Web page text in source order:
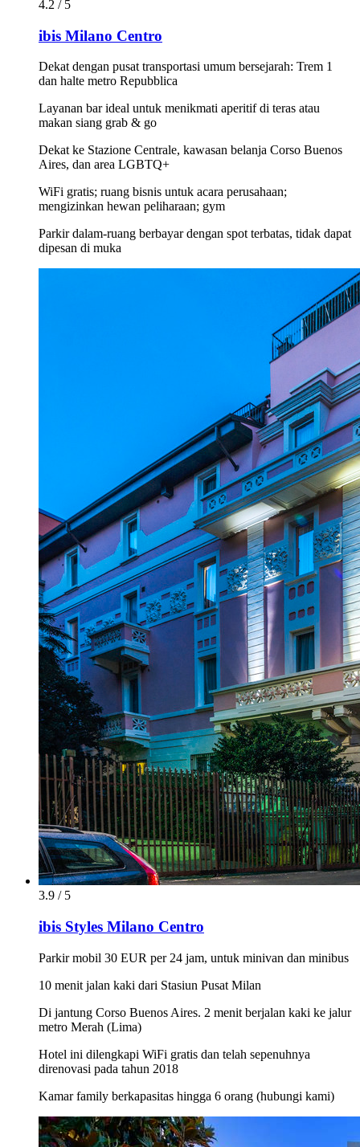
4.2 / 5
ibis Milano Centro
Dekat dengan pusat transportasi umum bersejarah: Trem 1
dan halte metro Repubblica
Layanan bar ideal untuk menikmati aperitif di teras atau
makan siang grab & go
Dekat ke Stazione Centrale, kawasan belanja Corso Buenos
Aires, dan area LGBTQ+
WiFi gratis; ruang bisnis untuk acara perusahaan;
mengizinkan hewan peliharaan; gym
Parkir dalam-ruang berbayar dengan spot terbatas, tidak dapat
dipesan di muka
3.9 / 5
ibis Styles Milano Centro
Parkir mobil 30 EUR per 24 jam, untuk minivan dan minibus
10 menit jalan kaki dari Stasiun Pusat Milan
Di jantung Corso Buenos Aires. 2 menit berjalan kaki ke jalur
metro Merah (Lima)
Hotel ini dilengkapi WiFi gratis dan telah sepenuhnya
direnovasi pada tahun 2018
Kamar family berkapasitas hingga 6 orang (hubungi kami)